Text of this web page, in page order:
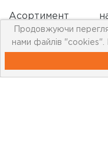
Асортимент
підібраний із
охоплення потреб
навісні
Продовжуючи
нами файлів